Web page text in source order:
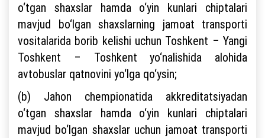
o‘tgan shaxslar hamda o‘yin kunlari chiptalari
mavjud bo‘lgan shaxslarning jamoat transporti
vositalarida borib kelishi uchun Toshkent – Yangi
Toshkent – Toshkent yo‘nalishida alohida
avtobuslar qatnovini yo‘lga qo‘ysin;
(b) Jahon chempionatida akkreditatsiyadan
o‘tgan shaxslar hamda o‘yin kunlari chiptalari
mavjud bo‘lgan shaxslar uchun jamoat transporti